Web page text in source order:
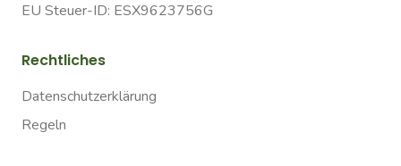
EU Steuer-ID: ESX9623756G
Rechtliches
Datenschutzerklärung
Regeln